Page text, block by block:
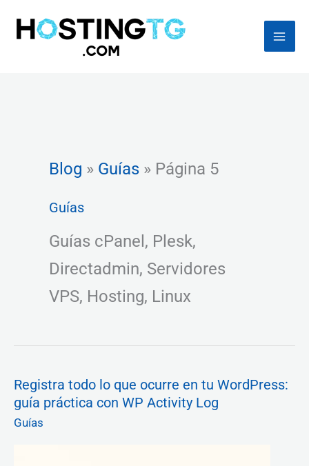
Blog » Guías » Página 5
Guías
Guías cPanel, Plesk,
Directadmin, Servidores
VPS, Hosting, Linux
Registra todo lo que ocurre en tu WordPress:
guía práctica con WP Activity Log
Guías
Registra
todo
lo
ocurre